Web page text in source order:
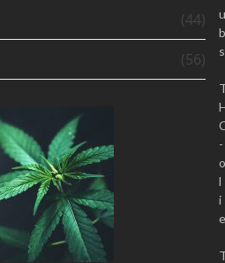
(44)
(56)
u
b
s
-
o
l
i
e